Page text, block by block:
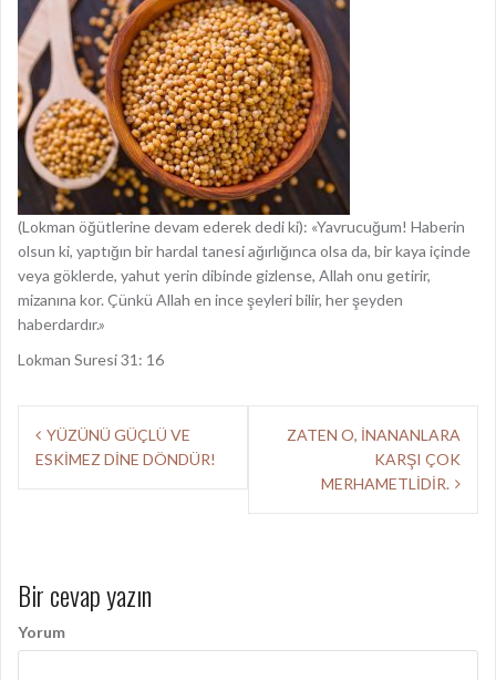
(Lokman öğütlerine devam ederek dedi ki): «Yavrucuğum! Haberin
olsun ki, yaptığın bir hardal tanesi ağırlığınca olsa da, bir kaya içinde
veya göklerde, yahut yerin dibinde gizlense, Allah onu getirir,
mizanına kor. Çünkü Allah en ince şeyleri bilir, her şeyden
haberdardır.»
Lokman Suresi 31: 16
d
o
l
YÜZÜNÜ GÜÇLÜ VE
ESKİMEZ DİNE DÖNDÜR!
ZATEN O, İNANANLARA
KARŞI ÇOK
MERHAMETLİDİR.
Bir cevap yazın
Yorum